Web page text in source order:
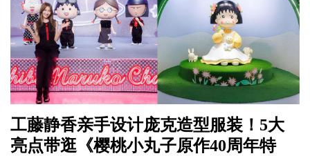
工藤静香亲手设计庞克造型服装！5大
亮点带逛《樱桃小丸子原作40周年特